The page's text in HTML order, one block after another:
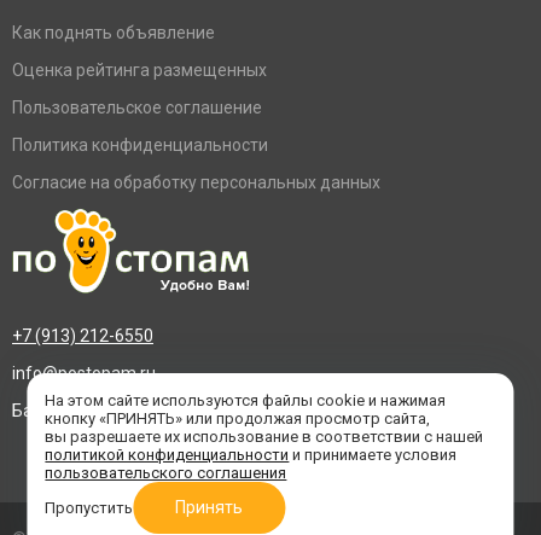
Как поднять объявление
Оценка рейтинга размещенных
Пользовательское соглашение
Политика конфиденциальности
Согласие на обработку персональных данных
+7 (913) 212-6550
info@postopam.ru
Барнаул, пр. Социалистический 109, оф.455
На этом сайте используются файлы cookie и нажимая
кнопку «ПРИНЯТЬ» или продолжая просмотр сайта,
вы разрешаете их использование в соответствии с нашей
политикой конфиденциальности и принимаете условия
пользовательского соглашения
Пропустить
Принять